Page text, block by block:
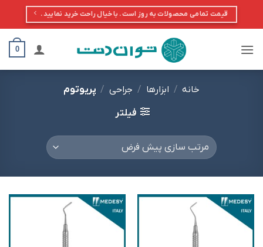
قیمت تمامی محصولات به روز است. با خیال راحت خرید نمایید.
0
خانه / ابزارها / جراحی / پریوتوم
فیلتر